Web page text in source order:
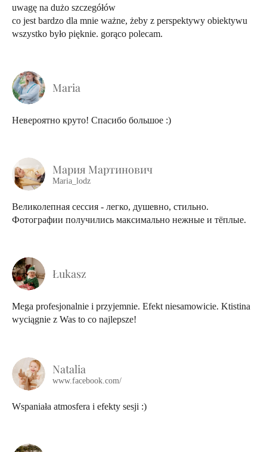
uwagę na dużo szczegółów
co jest bardzo dla mnie ważne, żeby z perspektywy obiektywu
wszystko było pięknie. gorąco polecam.
Maria
Невероятно круто! Спасибо большое :)
Мария Мартинович
Maria_lodz
Великолепная сессия - легко, душевно, стильно.
Фотографии получились максимально нежные и тёплые.
Łukasz
Mega profesjonalnie i przyjemnie. Efekt niesamowicie. Ktistina
wyciągnie z Was to co najlepsze!
Natalia
www.facebook.com/
Wspaniała atmosfera i efekty sesji :)